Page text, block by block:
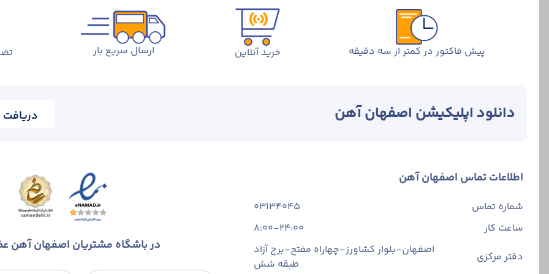
پیش فاکتور در کمتر از سه دقیقه خرید آنلاین ارسال سریع بار
دانلود اپلیکیشن اصفهان آهن دریافت
اطلاعات تماس اصفهان آهن
شماره تماس
03134045
ساعت کار
8:00-24:00
دفتر مرکزی
اصفهان-بلوار کشاورز-چهاراه مفتح-برج آزاد
طبقه شش
در باشگاه مشتریان اصفهان آهن